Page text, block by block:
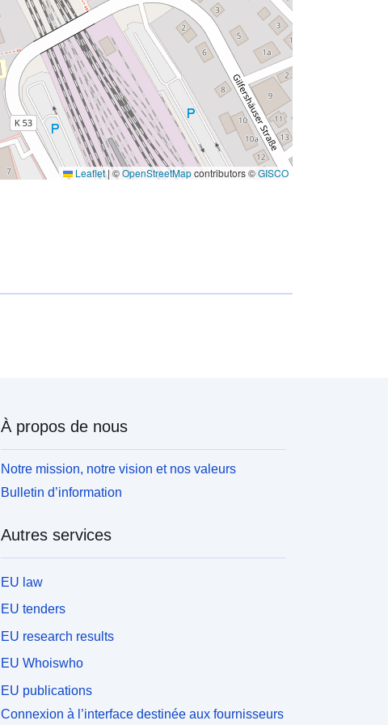
Leaflet |©OpenStreetMapcontributors ©GISCO
À propos de nous
Notre mission, notre vision et nos valeurs
Bulletin d’information
Autres services
EU law
EU tenders
EU research results
EU Whoiswho
EU publications
Connexion à l’interface destinée aux fournisseurs